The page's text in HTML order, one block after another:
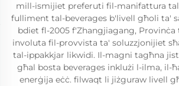
mill-ismijiet preferuti fil-manifattura
fulliment tal-beverages b'livell għoli ta'
bdiet fl-2005 f'Zhangjiagang, Provinċa
involuta fil-provvista ta' soluzzjonijiet
tal-ippakkjar likwidi. Il-magni tagħna
għal bosta beverages inklużi l-ilma, il-
enerġija eċċ. filwaqt li jiżguraw livell